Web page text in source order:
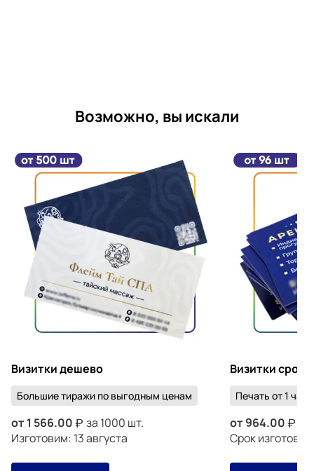
Возможно, вы искали
Визитки дешево
Большие тиражи по выгодным ценам
от 1 566.00
за 1000 шт.
Изготовим: 13 августа
Визитки
Печать от 1 часа
от964.00
Срок